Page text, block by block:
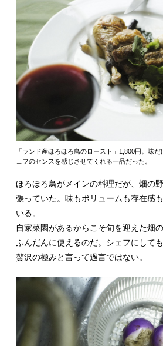
「ランド産ほろほろ鳥のロースト」1,800円。味
ェフのセンスを感じさせてくれる一品だった。
ほろほろ鳥がメインの料理だが、畑の
張っていた。味もボリュームも存在感
いる。
自家菜園があるからこそ旬を迎えた畑
ふんだんに使えるのだ。シェフにして
贅沢の極みと言って過言ではない。